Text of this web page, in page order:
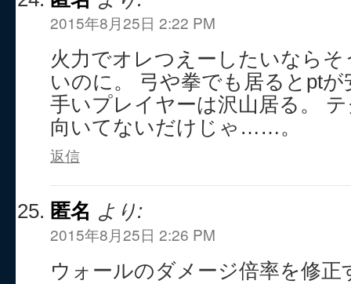
2015年8月25日 2:22 PM
火力でオレつえーしたいなら
いのに。 弓や拳でも居るとpt
手いプレイヤーは沢山居る。
向いてないだけじゃ……。
返信
匿名 より:
2015年8月25日 2:26 PM
ウォールのダメージ倍率を修